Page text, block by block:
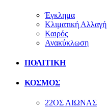
Έγκλημα
Κλιματική Αλλαγή
Καιρός
Ανακύκλωση
ΠΟΛΙΤΙΚΗ
ΚΟΣΜΟΣ
22ΟΣ ΑΙΩΝΑΣ